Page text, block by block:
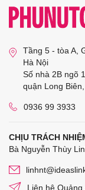
Tầng 5 - tòa A,
Hà Nội
Số nhà 2B ngõ
quận Long
0936 99 3933
CHỊU TRÁCH
Bà Nguyễn Thùy
Liên hệ